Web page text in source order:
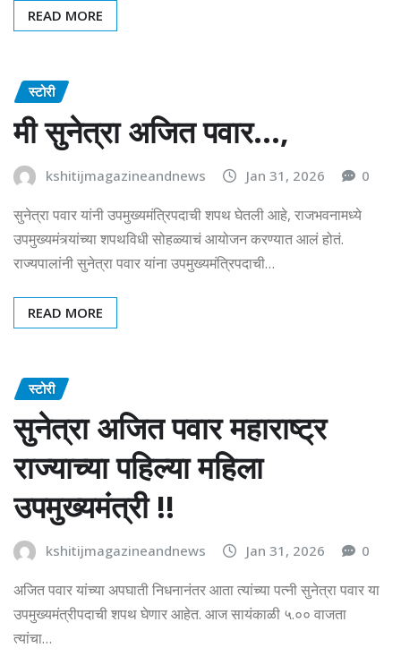
READ MORE
स्टोरी
मी सुनेत्रा अजित पवार…,
kshitijmagazineandnews Jan 31, 2026 0
सुनेत्रा पवार यांनी उपमुख्यमंत्रिपदाची शपथ घेतली आहे, राजभवनामध्ये
उपमुख्यमंत्र्यांच्या शपथविधी सोहळ्याचं आयोजन करण्यात आलं होतं.
राज्यपालांनी सुनेत्रा पवार यांना उपमुख्यमंत्रिपदाची…
READ MORE
स्टोरी
सुनेत्रा अजित पवार महाराष्ट्र
राज्याच्या पहिल्या महिला
उपमुख्यमंत्री !!
kshitijmagazineandnews Jan 31, 2026 0
अजित पवार यांच्या अपघाती निधनानंतर आता त्यांच्या पत्नी सुनेत्रा पवार या
उपमुख्यमंत्रीपदाची शपथ घेणार आहेत. आज सायंकाळी ५.०० वाजता
त्यांचा…